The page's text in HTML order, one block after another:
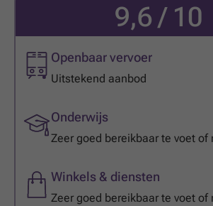
9,6 / 10
Openbaar vervoer
Uitstekend aanbod
Onderwijs
Zeer goed bereikbaar te voet of
Winkels & diensten
Zeer goed bereikbaar te voet of